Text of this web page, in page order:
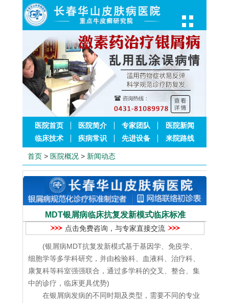
医院首页 医院简介 专家团队
医院新闻
临床技术
疾病常识 先进设备 来院路线
首页 > 医院概况 > 新闻动态
MDT银屑病临床抗复发新模式临床标准
点击免费咨询，与专家直接交流
(银屑病MDT抗复发新模式基于基因学、免疫学、
细胞学等多学科研究，并由检验科、血液科、治疗科、
康复科等科室强强联合，通过多学科的交叉、整合、集
中的诊疗，临床更具优势)
在银屑病发病的不同时期及类型，需要不同的专业